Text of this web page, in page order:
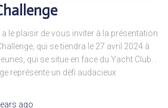
a le plaisir de vous inviter à la présentation
qui se tiendra le 27 avril 2024 à
qui se situe en face du Yacht Club. .
représente un défi audacieux
ago